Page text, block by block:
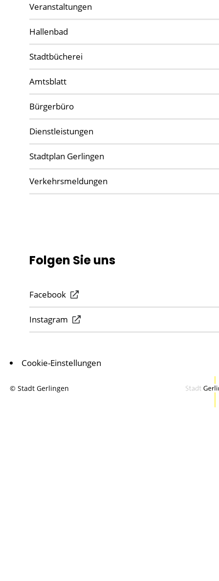
Veranstaltungen
Hallenbad
Stadtbücherei
Amtsblatt
Bürgerbüro
Dienstleistungen
Stadtplan Gerlingen
Verkehrsmeldungen
Folgen Sie uns
Facebook
Instagram
Cookie-Einstellungen
© Stadt Gerlingen